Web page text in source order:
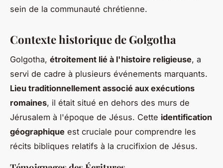
sein de la communauté chrétienne.
Contexte historique de Golgotha
Golgotha, étroitement lié à l'histoire religieuse, a
servi de cadre à plusieurs événements marquants.
Lieu traditionnellement associé aux exécutions
romaines, il était situé en dehors des murs de
Jérusalem à l'époque de Jésus. Cette identification
géographique est cruciale pour comprendre les
récits bibliques relatifs à la crucifixion de Jésus.